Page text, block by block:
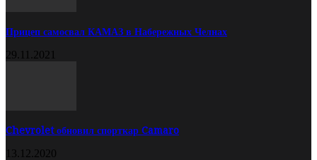
Прицеп самосвал КАМАЗ в Набережных Челнах
29.11.2021
Chevrolet обновил спорткар Camaro
13.12.2020